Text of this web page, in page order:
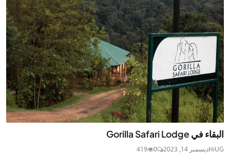
البقاء في Gorilla Safari Lodge
HiUGديسمبر 14, 2023 0
419